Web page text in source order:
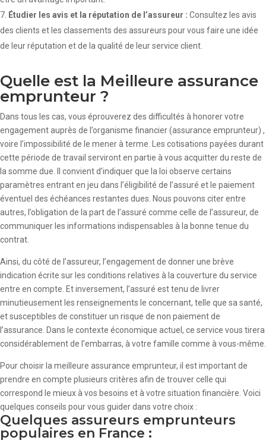
Étudier les avis et la réputation de l’assureur : Consultez les avis
des clients et les classements des assureurs pour vous faire une idée
de leur réputation et de la qualité de leur service client.
Quelle est la Meilleure assurance
emprunteur ?
Dans tous les cas, vous éprouverez des difficultés à honorer votre
engagement auprès de l’organisme financier (assurance emprunteur) ,
voire l’impossibilité de le mener à terme. Les cotisations payées durant
cette période de travail serviront en partie à vous acquitter du reste de
la somme due. Il convient d’indiquer que la loi observe certains
paramètres entrant en jeu dans l’éligibilité de l’assuré et le paiement
éventuel des échéances restantes dues. Nous pouvons citer entre
autres, l’obligation de la part de l’assuré comme celle de l’assureur, de
communiquer les informations indispensables à la bonne tenue du
contrat.
Ainsi, du côté de l’assureur, l’engagement de donner une brève
indication écrite sur les conditions relatives à la couverture du service
entre en compte. Et inversement, l’assuré est tenu de livrer
minutieusement les renseignements le concernant, telle que sa santé,
et susceptibles de constituer un risque de non paiement de
l’assurance. Dans le contexte économique actuel, ce service vous tirera
considérablement de l’embarras, à votre famille comme à vous-même.
Pour choisir la meilleure assurance emprunteur, il est important de
prendre en compte plusieurs critères afin de trouver celle qui
correspond le mieux à vos besoins et à votre situation financière. Voici
quelques conseils pour vous guider dans votre choix :
Quelques assureurs emprunteurs
populaires en France :